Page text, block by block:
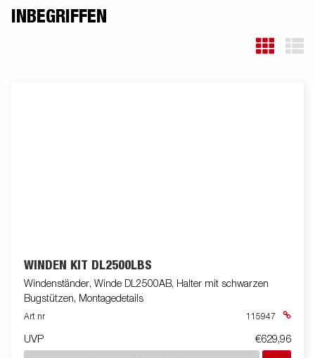
INBEGRIFFEN
WINDEN KIT DL2500LBS
Windenständer, Winde DL2500AB, Halter mit schwarzen
Bugstützen, Montagedetails
Art nr 115947
UVP €629,96